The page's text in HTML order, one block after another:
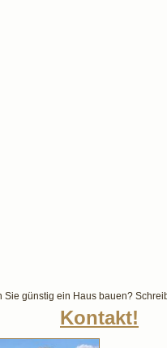
Sie günstig ein Haus bauen?
Kontakt!